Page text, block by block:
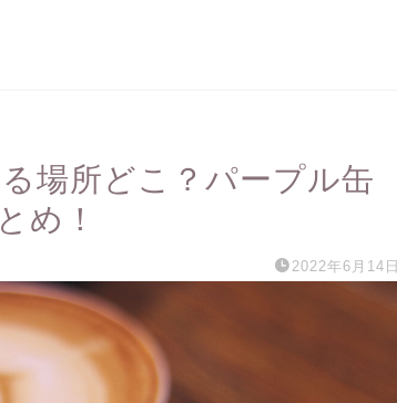
場所どこ？パープル缶
め！
2022年6月14日